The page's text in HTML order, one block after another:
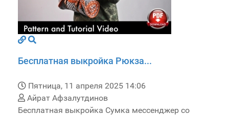
Бесплатная выкройка Рюкза...
Пятница, 11 апреля 2025 14:06
Айрат Афзалутдинов
Бесплатная выкройка Сумка мессенджер со